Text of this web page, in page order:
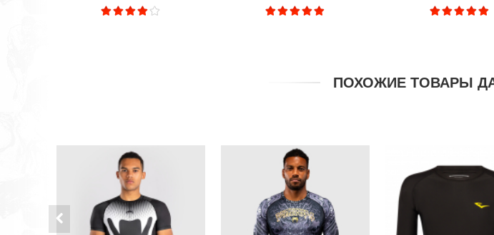
ПОХОЖИЕ ТОВАРЫ